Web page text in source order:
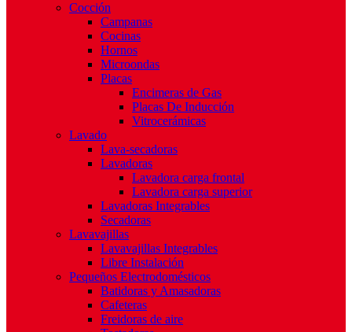
Cocción
Campanas
Cocinas
Hornos
Microondas
Placas
Encimeras de Gas
Placas De Inducción
Vitrocerámicas
Lavado
Lava-secadoras
Lavadoras
Lavadora carga frontal
Lavadora carga superior
Lavadoras Integrables
Secadoras
Lavavajillas
Lavavajillas Integrables
Libre Instalación
Pequeños Electrodomésticos
Batidoras y Amasadoras
Cafeteras
Freidoras de aire